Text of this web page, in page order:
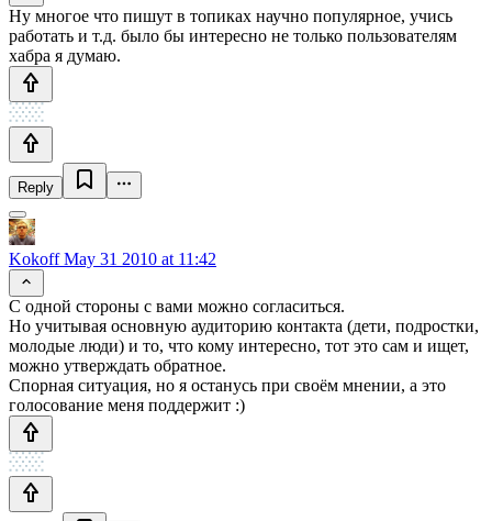
Ну многое что пишут в топиках научно популярное, учись
работать и т.д. было бы интересно не только пользователям
хабра я думаю.
Reply
KokoffMay 31 2010 at 11:42
С одной стороны с вами можно согласиться.
Но учитывая основную аудиторию контакта (дети, подростки,
молодые люди) и то, что кому интересно, тот это сам и ищет,
можно утверждать обратное.
Спорная ситуация, но я останусь при своём мнении, а это
голосование меня поддержит :)